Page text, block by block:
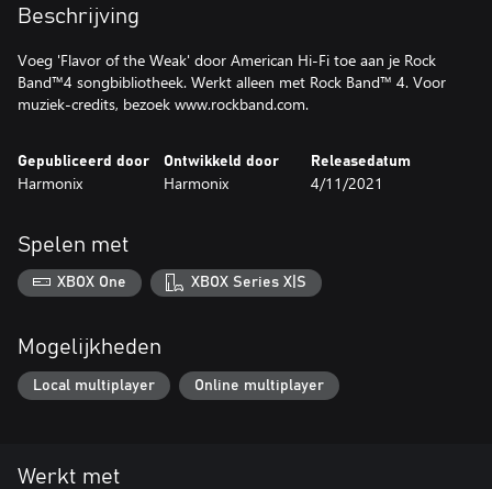
Beschrijving
Voeg 'Flavor of the Weak' door American Hi-Fi toe aan je Rock
Band™4 songbibliotheek. Werkt alleen met Rock Band™ 4. Voor
muziek-credits, bezoek www.rockband.com.
Gepubliceerd door
Harmonix
Ontwikkeld door
Harmonix
Releasedatum
4/11/2021
Spelen met
XBOX One XBOX Series X|S
Mogelijkheden
Local multiplayer Online multiplayer
Werkt met